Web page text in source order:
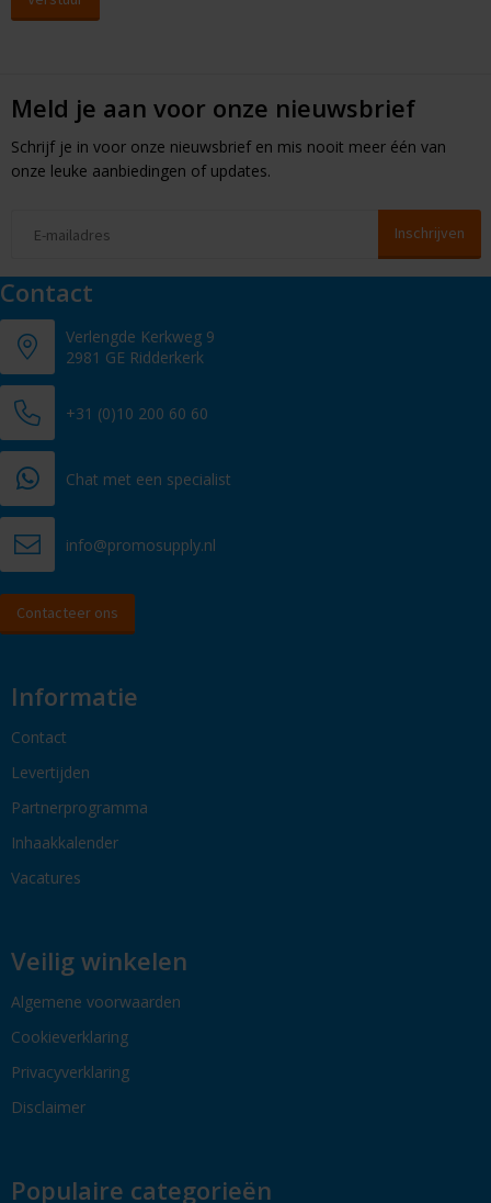
Meld je aan voor onze nieuwsbrief
Schrijf je in voor onze nieuwsbrief en mis nooit meer één van
onze leuke aanbiedingen of updates.
Contact
Verlengde Kerkweg 9
2981 GE Ridderkerk
+31 (0)10 200 60 60
Chat met een specialist
info@promosupply.nl
Contacteer ons
Informatie
Contact
Levertijden
Partnerprogramma
Inhaakkalender
Vacatures
Veilig winkelen
Algemene voorwaarden
Cookieverklaring
Privacyverklaring
Disclaimer
Populaire categorieën